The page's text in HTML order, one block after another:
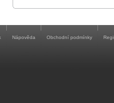
Nápověda Obchodní podmínky